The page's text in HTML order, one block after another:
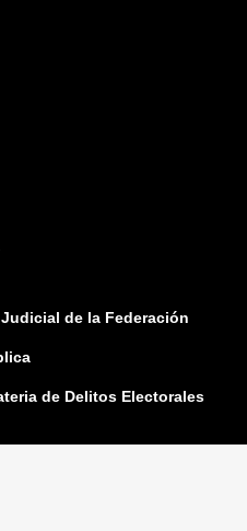
de la Federación
de Delitos Electorales